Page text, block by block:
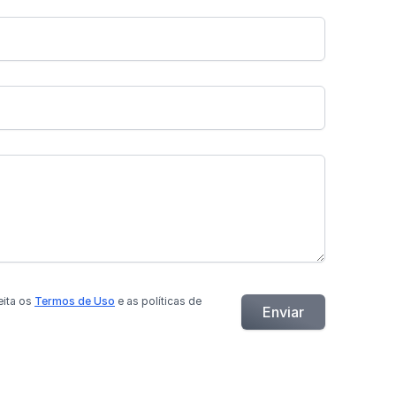
os Termos de Uso e as políticas de
Enviar